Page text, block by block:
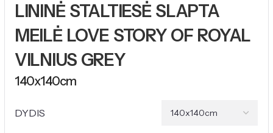
LININĖ STALTIESĖ SLAPTA
MEILĖ LOVE STORY OF ROYAL
VILNIUS GREY
140x140cm
DYDIS